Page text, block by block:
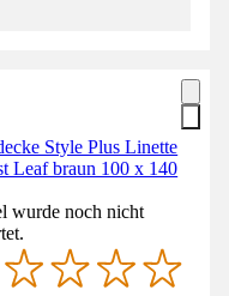
Style Plus Linette
Leaf braun 100 x 140
wurde noch nicht